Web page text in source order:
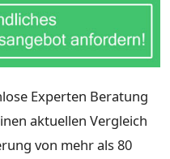
Experten Beratung
aktuellen Vergleich
von mehr als 80